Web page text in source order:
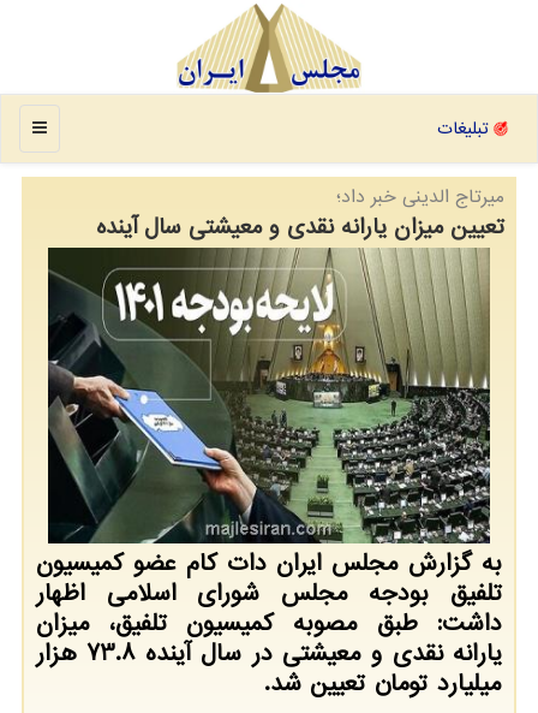
منو تبلیغات
میرتاج الدینی خبر داد؛
تعیین میزان یارانه نقدی و معیشتی سال آینده
به گزارش مجلس ایران دات کام عضو کمیسیون
تلفیق بودجه مجلس شورای اسلامی اظهار
داشت: طبق مصوبه کمیسیون تلفیق، میزان
یارانه نقدی و معیشتی در سال آینده 73.8 هزار
میلیارد تومان تعیین شد.